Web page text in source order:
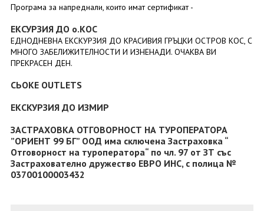
Програма за напреднали, които имат сертификат -
ЕКСУРЗИЯ ДО о.КОС
ЕДНОДНЕВНА ЕКСКУРЗИЯ ДО КРАСИВИЯ ГРЪЦКИ ОСТРОВ КОС, С
МНОГО ЗАБЕЛИЖИТЕЛНОСТИ И ИЗНЕНАДИ. ОЧАКВА ВИ
ПРЕКРАСЕН ДЕН.
СЬOKE OUTLETS
ЕКСКУРЗИЯ ДО ИЗМИР
ЗАСТРАХОВКА ОТГОВОРНОСТ НА ТУРОПЕРАТОРА
”ОРИЕНТ 99 БГ” ООД има сключена Застраховка “
Отговорност на туроператора“ по чл. 97 от ЗТ със
Застрахователно дружество ЕВРО ИНС, с полица №
03700100003432